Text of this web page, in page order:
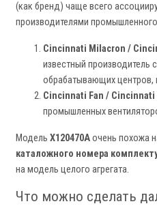
(как бренд) чаще всего
производителями
Cincinnati Milacron /
известный производитель
обрабатывающих центров,
Cincinnati Fan /
промышленных
Модель X120470Aочень похожа
каталожного номера
на модель целого агрегата.
Что можно сделать